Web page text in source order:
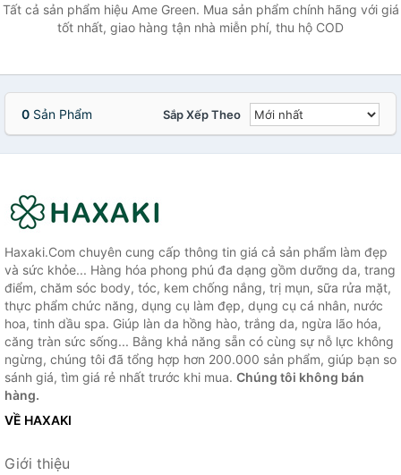
Waterproof
Mascara
Tất cả sản phẩm hiệu Ame Green. Mua sản phẩm chính hãng với giá
tốt nhất, giao hàng tận nhà miễn phí, thu hộ COD
0 Sản Phẩm Sắp Xếp Theo
Haxaki.Com chuyên cung cấp thông tin giá cả sản phẩm làm đẹp
và sức khỏe... Hàng hóa phong phú đa dạng gồm dưỡng da, trang
điểm, chăm sóc body, tóc, kem chống nắng, trị mụn, sữa rửa mặt,
thực phẩm chức năng, dụng cụ làm đẹp, dụng cụ cá nhân, nước
hoa, tinh dầu spa. Giúp làn da hồng hào, trắng da, ngừa lão hóa,
căng tràn sức sống... Bằng khả năng sẵn có cùng sự nỗ lực không
ngừng, chúng tôi đã tổng hợp hơn 200.000 sản phẩm, giúp bạn so
sánh giá, tìm giá rẻ nhất trước khi mua. Chúng tôi không bán
hàng.
VỀ HAXAKI
Giới thiệu